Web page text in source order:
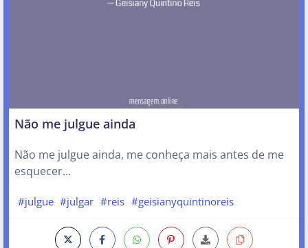
Não me julgue ainda
Não me julgue ainda, me conheça mais antes de me
esquecer…
#julgue #julgar #reis #geisianyquintinoreis